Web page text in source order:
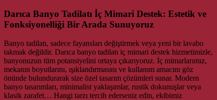
Darıca Banyo Tadilatı İç Mimari Destek: Estetik ve
Fonksiyonelliği Bir Arada Sunuyoruz
Banyo tadilatı, sadece fayansları değiştirmek veya yeni bir lavabo
takmak değildir. Darıca banyo tadilatı iç mimari destek hizmetimizle,
banyonuzun tüm potansiyelini ortaya çıkarıyoruz. İç mimarlarımız,
mekanın boyutlarını, ışıklandırmasını ve kullanım amacını göz
önünde bulundurarak size özel tasarım çözümleri sunar. Modern
banyo tasarımları, minimalist yaklaşımlar, rustik dokunuşlar veya
klasik zarafet… Hangi tarzı tercih ederseniz edin, ekibimiz